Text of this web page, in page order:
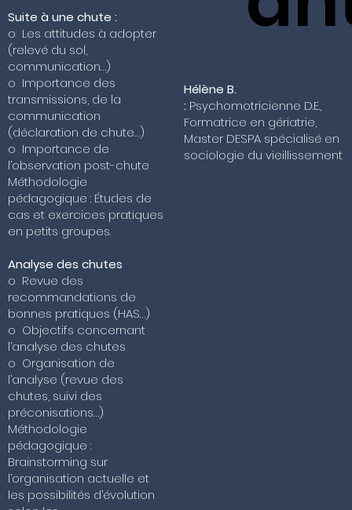
Suite à une chute :
o Les attitudes à adopter
(relevé du sol,
communication…)
o Importance des
transmissions, de la
communication
(déclaration de chute…)
o Importance de
l’observation post-chute
Méthodologie
pédagogique : Études de
cas et exercices pratiques
en petits groupes.
Analyse des chutes
o Revue des
recommandations de
bonnes pratiques (HAS…)
o Objectifs concernant
l’analyse des chutes
o Organisation de
l’analyse (revue des
chutes, suivi des
préconisations…)
Méthodologie
pédagogique :
Brainstorming sur
l’organisation actuelle et
les possibilités d’évolution
Hélène B.
: Psychomotricienne D.E.,
Formatrice en gériatrie,
Master DESPA spécialisé en
sociologie du vieillissement